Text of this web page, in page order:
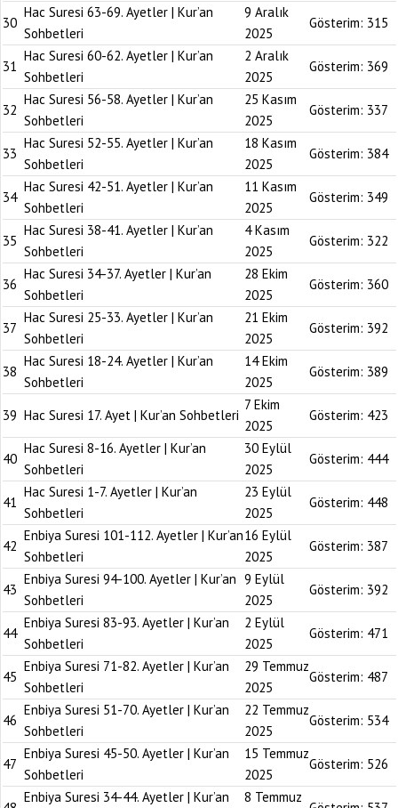
30
Hac Suresi 63-69. Ayetler | Kur’an
Sohbetleri
9 Aralık
2025
Gösterim: 315
31
Hac Suresi 60-62. Ayetler | Kur’an
Sohbetleri
2 Aralık
2025
Gösterim: 369
32
Hac Suresi 56-58. Ayetler | Kur’an
Sohbetleri
25 Kasım
2025
Gösterim: 337
33
Hac Suresi 52-55. Ayetler | Kur’an
Sohbetleri
18 Kasım
2025
Gösterim: 384
34
Hac Suresi 42-51. Ayetler | Kur’an
Sohbetleri
11 Kasım
2025
Gösterim: 349
35
Hac Suresi 38-41. Ayetler | Kur’an
Sohbetleri
4 Kasım
2025
Gösterim: 322
36
Hac Suresi 34-37. Ayetler | Kur’an
Sohbetleri
28 Ekim
2025
Gösterim: 360
37
Hac Suresi 25-33. Ayetler | Kur’an
Sohbetleri
21 Ekim
2025
Gösterim: 392
38
Hac Suresi 18-24. Ayetler | Kur’an
Sohbetleri
14 Ekim
2025
Gösterim: 389
39 Hac Suresi 17. Ayet | Kur’an Sohbetleri
7 Ekim
2025
Gösterim: 423
40
Hac Suresi 8-16. Ayetler | Kur’an
Sohbetleri
30 Eylül
2025
Gösterim: 444
41
Hac Suresi 1-7. Ayetler | Kur’an
Sohbetleri
23 Eylül
2025
Gösterim: 448
42
Enbiya Suresi 101-112. Ayetler | Kur’an
Sohbetleri
16 Eylül
2025
Gösterim: 387
43
Enbiya Suresi 94-100. Ayetler | Kur’an
Sohbetleri
9 Eylül
2025
Gösterim: 392
44
Enbiya Suresi 83-93. Ayetler | Kur’an
Sohbetleri
2 Eylül
2025
Gösterim: 471
45
Enbiya Suresi 71-82. Ayetler | Kur’an
Sohbetleri
29 Temmuz
2025
Gösterim: 487
46
Enbiya Suresi 51-70. Ayetler | Kur’an
Sohbetleri
22 Temmuz
2025
Gösterim: 534
47
Enbiya Suresi 45-50. Ayetler | Kur’an
Sohbetleri
15 Temmuz
2025
Gösterim: 526
Enbiya Suresi 34-44. Ayetler | Kur’an 8 Temmuz